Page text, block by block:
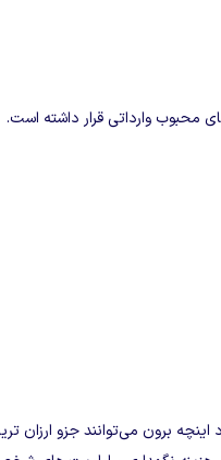
محبوب وارداتی قرار داشته است.
برون می‌توانند جزو ارزان‌